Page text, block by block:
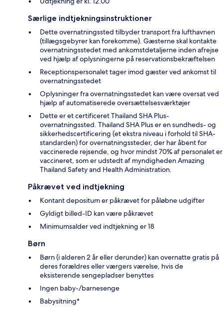
Særlige indtjekningsinstruktioner
Dette overnatningssted tilbyder transport fra lufthavnen
(tillægsgebyrer kan forekomme). Gæsterne skal kontakte
overnatningsstedet med ankomstdetaljerne inden afrejse
ved hjælp af oplysningerne på reservationsbekræftelsen
Receptionspersonalet tager imod gæster ved ankomst til
overnatningsstedet
Oplysninger fra overnatningsstedet kan være oversat ved
hjælp af automatiserede oversættelsesværktøjer
Dette er et certificeret Thailand SHA Plus-
overnatningssted. Thailand SHA Plus er en sundheds- og
sikkerhedscertificering (et ekstra niveau i forhold til SHA-
standarden) for overnatningssteder, der har åbent for
vaccinerede rejsende, og hvor mindst 70% af personalet er
vaccineret, som er udstedt af myndigheden Amazing
Thailand Safety and Health Administration.
Påkrævet ved indtjekning
Kontant depositum er påkrævet for påløbne udgifter
Gyldigt billed-ID kan være påkrævet
Minimumsalder ved indtjekning er 18
Børn
Børn (i alderen 2 år eller derunder) kan overnatte gratis på
deres forældres eller værgers værelse, hvis de
eksisterende sengepladser benyttes
Ingen baby-/barnesenge
Babysitning*